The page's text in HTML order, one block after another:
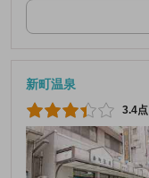
新町温泉
3.4点